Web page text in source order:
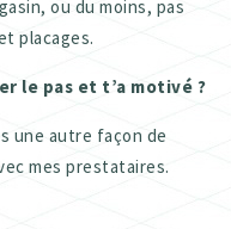
ou du moins, pas
placages.
le pas et t’a motivé ?
une autre façon de
mes prestataires.